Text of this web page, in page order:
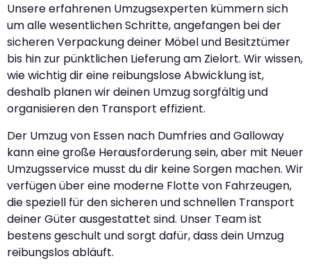
Unsere erfahrenen Umzugsexperten kümmern sich
um alle wesentlichen Schritte, angefangen bei der
sicheren Verpackung deiner Möbel und Besitztümer
bis hin zur pünktlichen Lieferung am Zielort. Wir wissen,
wie wichtig dir eine reibungslose Abwicklung ist,
deshalb planen wir deinen Umzug sorgfältig und
organisieren den Transport effizient.
Der Umzug von Essen nach Dumfries and Galloway
kann eine große Herausforderung sein, aber mit Neuer
Umzugsservice musst du dir keine Sorgen machen. Wir
verfügen über eine moderne Flotte von Fahrzeugen,
die speziell für den sicheren und schnellen Transport
deiner Güter ausgestattet sind. Unser Team ist
bestens geschult und sorgt dafür, dass dein Umzug
reibungslos abläuft.